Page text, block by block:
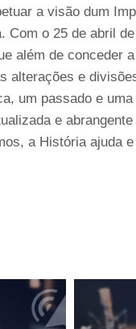
a visão dum
Com o 25 de abril
além de conceder
alterações e
um passado e
e
a História ajuda